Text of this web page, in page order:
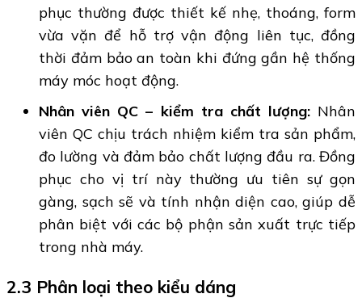
phục thường được thiết kế nhẹ, thoáng, form
vừa vặn để hỗ trợ vận động liên tục, đồng
thời đảm bảo an toàn khi đứng gần hệ thống
máy móc hoạt động.
Nhân viên QC – kiểm tra chất lượng:Nhân
viên QC chịu trách nhiệm kiểm tra sản phẩm,
đo lường và đảm bảo chất lượng đầu ra. Đồng
phục cho vị trí này thường ưu tiên sự gọn
gàng, sạch sẽ và tính nhận diện cao, giúp dễ
phân biệt với các bộ phận sản xuất trực tiếp
trong nhà máy.
2.3 Phân loại theo kiểu dáng